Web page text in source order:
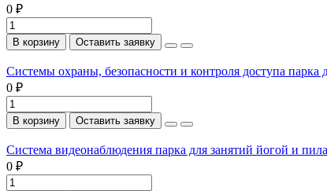
0 ₽
В корзину Оставить заявку
Системы охраны, безопасности и контроля доступа
0 ₽
В корзину Оставить заявку
Система видеонаблюдения парка для занятий йогой и
0 ₽